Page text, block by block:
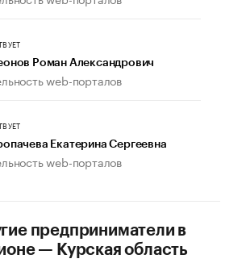
стареет иначе». Как живет глава
Роман Александрович
web-порталов
Екатерина Сергеевна
web-порталов
предприниматели в
— Курская область